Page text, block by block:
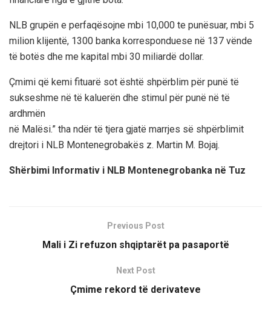
NLB grupën e perfaqësojne mbi 10,000 te punësuar, mbi 5
milion klijentë, 1300 banka korresponduese në 137 vënde
të botës dhe me kapital mbi 30 miliardë dollar.
Çmimi që kemi fituarë sot është shpërblim për punë të
sukseshme në të kaluerën dhe stimul për punë në të
ardhmën
në Malësi.” tha ndër të tjera gjatë marrjes së shpërblimit
drejtori i NLB Montenegrobakës z. Martin M. Bojaj.
Shërbimi Informativ i NLB Montenegrobanka në Tuz
Previous Post
Mali i Zi refuzon shqiptarët pa pasaportë
Next Post
Çmime rekord të derivateve